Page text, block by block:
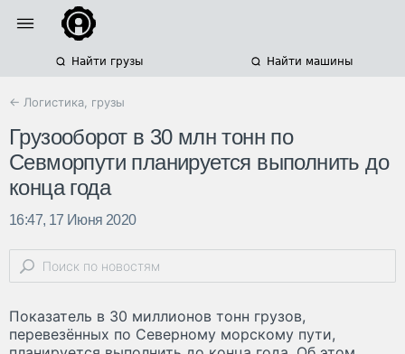
Найти грузы Найти машины
← Логистика, грузы
Грузооборот в 30 млн тонн по
Севморпути планируется выполнить до
конца года
16:47, 17 Июня 2020
Показатель в 30 миллионов тонн грузов,
перевезённых по Северному морскому пути,